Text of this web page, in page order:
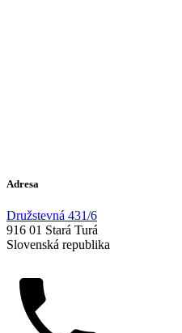
Adresa
Družstevná 431/6
916 01 Stará Turá
Slovenská republika